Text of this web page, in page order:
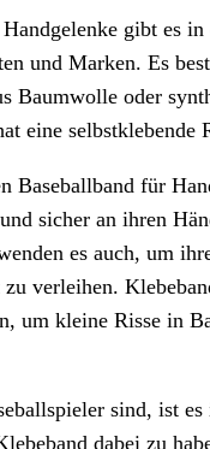
gibt es
und Marken. Es
Baumwolle oder
eine selbstklebende
Baseballband für
sicher an ihren
es auch, um
verleihen.
um kleine Risse in
sind, ist
dabei zu